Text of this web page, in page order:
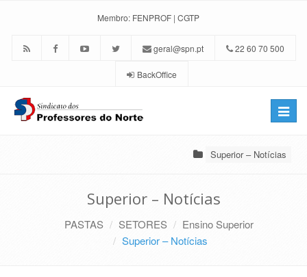
Membro: FENPROF | CGTP
geral@spn.pt 22 60 70 500
BackOffice
Toggle
Superior – Notícias
Superior – Notícias
PASTAS SETORES
Ensino Superior
Superior – Notícias